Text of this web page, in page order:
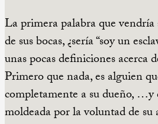
La primera palabra que
de sus bocas, ¿sería “soy un
unas pocas definiciones acerca
Primero que nada, es alguien
completamente a su dueño, …y
moldeada por la voluntad de su